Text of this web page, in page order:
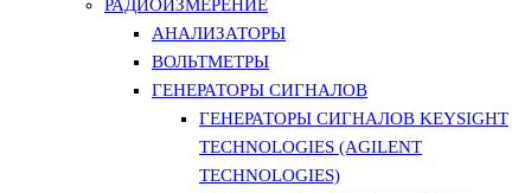
РАДИОИЗМЕРЕНИЕ
АНАЛИЗАТОРЫ
ВОЛЬТМЕТРЫ
ГЕНЕРАТОРЫ СИГНАЛОВ
ГЕНЕРАТОРЫ СИГНАЛОВ KEYSIGHT
TECHNOLOGIES (AGILENT
TECHNOLOGIES)